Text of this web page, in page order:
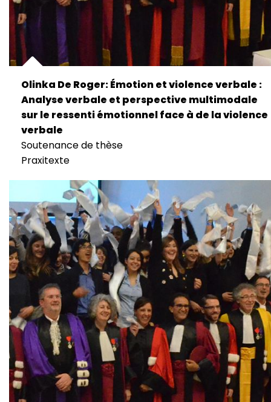
Olinka De Roger: Émotion et violence verbale :
Analyse verbale et perspective multimodale
sur le ressenti émotionnel face à de la violence
verbale
Soutenance de thèse
Praxitexte